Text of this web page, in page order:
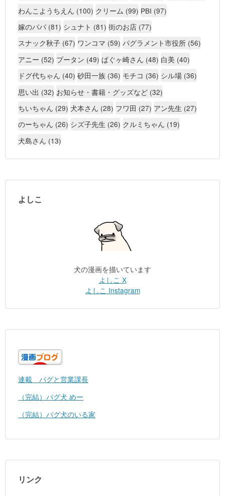
わんこようちえん (100) クリーム (99) PBI (97)
嫁のパパ (81) シュナト (81) 街のお店 (77)
スナック秋子 (67) ワンコマ (59) パグラメント市役所 (56)
アニー (52) プータン (49) ぱぐヶ崎さん (48) 白美 (40)
ドグ代ちゃん (40) 砂田一族 (36) モチコ (36) シル場 (36)
思い出 (32) お知らせ・書籍・グッズなど (32)
ちいちゃん (29) 犬本さん (28) フワ田 (27) アン先生 (27)
のーちゃん (26) シズ子先生 (26) クルミちゃん (19)
犬島さん (13)
よしこ
犬の漫画を描いています
よしこ X
よしこ Instagram
連載 パグと営業課長
（完結）パグ犬 めー
（完結）パグ犬のいる家
リンク